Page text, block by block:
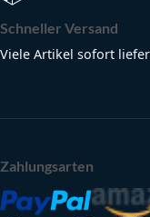
Schneller Versand
Viele Artikel sofort
Zahlungsarten